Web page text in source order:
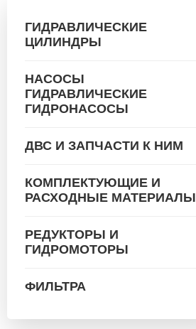
ГИДРАВЛИЧЕСКИЕ
ЦИЛИНДРЫ
НАСОСЫ
ГИДРАВЛИЧЕСКИЕ
ГИДРОНАСОСЫ
ДВС И ЗАПЧАСТИ К НИМ
КОМПЛЕКТУЮЩИЕ И
РАСХОДНЫЕ МАТЕРИАЛЫ
РЕДУКТОРЫ И
ГИДРОМОТОРЫ
ФИЛЬТРА